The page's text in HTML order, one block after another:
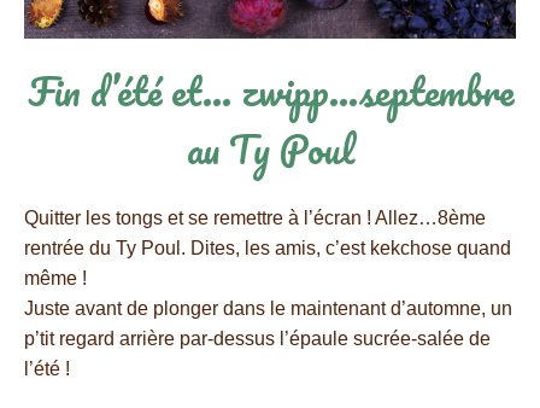
Fin d’été et… zwipp...septembre
au Ty Poul
Quitter les tongs et se remettre à l’écran ! Allez…8ème
rentrée du Ty Poul. Dites, les amis, c’est kekchose quand
même !
Juste avant de plonger dans le maintenant d’automne, un
p’tit regard arrière par-dessus l’épaule sucrée-salée de
l’été !